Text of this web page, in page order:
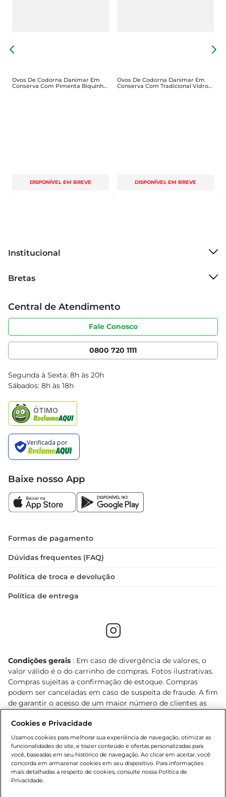
Ovos De Codorna Danimar Em
Conserva Com Pimenta Biquinho
Vidro 300g
DISPONÍVEL EM BREVE
Ovos De Codorna Danimar Em
Conserva Com Tradicional Vidro
DISPONÍVEL EM BREVE
Institucional
Grupo Cencosud
Sobre privacidade
Portal do fornecedor
Cencosud Media
Bretas
Produtos Bretas
Código de ética
Serviços
Clube Bretas
Blog Bretas
Black Friday
Central de Atendimento
Fale Conosco
0800 720 1111
Segunda à Sexta: 8h às 20h
Sábados: 8h às 18h
Baixe nosso App
Formas de pagamento
Dúvidas frequentes (FAQ)
Política de troca e devolução
Política de entrega
Condições gerais : Em caso de divergência de valores, o
valor válido é o do carrinho de compras. Fotos ilustrativas.
Compras sujeitas a confirmação de estoque. Compras
podem ser canceladas em caso de suspeita de fraude. A fim
de garantir o acesso de um maior número de clientes as
promocionais poderá ter sua quantidade limitada por
cliente. Os preços, ofertas e condições são exclusivos para
o e-commerce e válidos durante o dia de hoje, podendo
sofrer alterações sem prévia notificação. Proibida a venda
de bebidas alcoólicas para menores de 18 anos, conforme
Lei n.º 8069/90, art. 81, inciso II (Estatuto da Criança e do
Cookies e Privacidade
Usamos cookies para melhorar sua experiência de navegação, otimizar as
funcionalidades do site, e trazer conteúdo e ofertas personalizadas para
você, baseadas em seu histórico de navegação. Ao clicar em aceitar, você
concorda em armazenar cookies em seu dispositivo. Para informações
mais detalhadas a respeito de cookies, consulte nossa Política de
Privacidade.